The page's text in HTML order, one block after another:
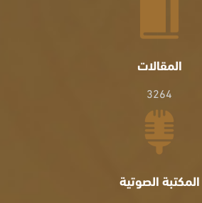
المقالات
3264
المكتبة الصوتية